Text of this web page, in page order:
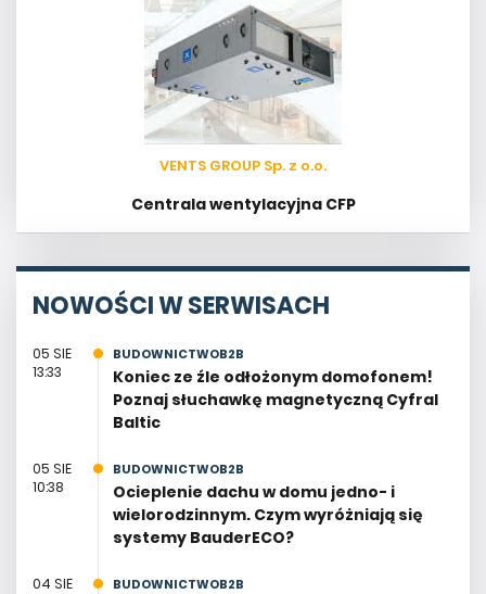
VENTS GROUP Sp. z o.o.
Centrala wentylacyjna CFP
NOWOŚCI W SERWISACH
05 SIE
13:33
BUDOWNICTWOB2B
Koniec ze źle odłożonym domofonem!
Poznaj słuchawkę magnetyczną Cyfral
Baltic
05 SIE
10:38
BUDOWNICTWOB2B
Ocieplenie dachu w domu jedno- i
wielorodzinnym. Czym wyróżniają się
systemy BauderECO?
04 SIE
BUDOWNICTWOB2B